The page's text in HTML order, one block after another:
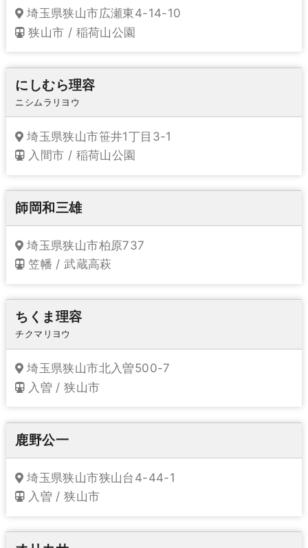
埼玉県狭山市広瀬東4-14-10
狭山市 / 稲荷山公園
にしむら理容
ニシムラリヨウ
埼玉県狭山市笹井1丁目3-1
入間市 / 稲荷山公園
師岡和三雄
埼玉県狭山市柏原737
笠幡 / 武蔵高萩
ちくま理容
チクマリヨウ
埼玉県狭山市北入曽500-7
入曽 / 狭山市
鹿野公一
埼玉県狭山市狭山台4-44-1
入曽 / 狭山市